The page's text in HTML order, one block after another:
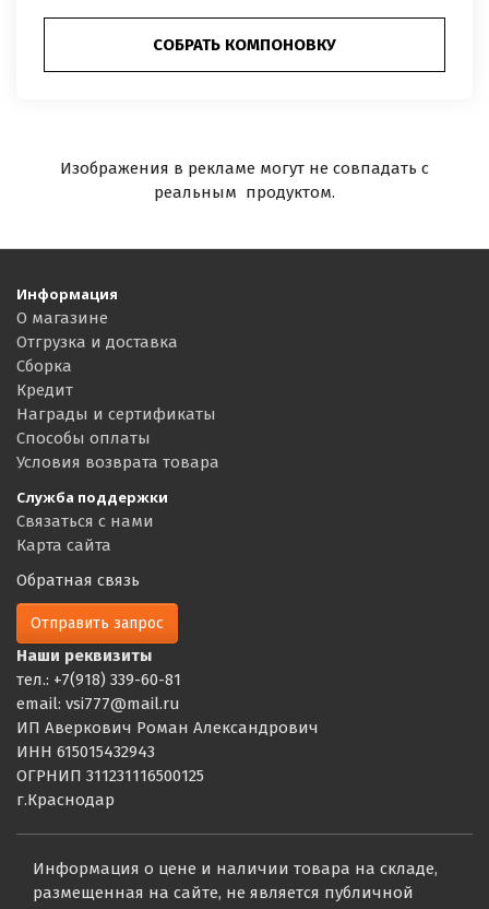
СОБРАТЬ КОМПОНОВКУ
Изображения в рекламе могут не совпадать с
реальным продуктом.
Информация
О магазине
Отгрузка и доставка
Сборка
Кредит
Награды и сертификаты
Способы оплаты
Условия возврата товара
Служба поддержки
Связаться с нами
Карта сайта
Обратная связь
Отправить запрос
Наши реквизиты
тел.: +7(918) 339-60-81
email: vsi777@mail.ru
ИП Аверкович Роман Александрович
ИНН 615015432943
ОГРНИП 311231116500125
г.Краснодар
Информация о цене и наличии товара на складе,
размещенная на сайте, не является публичной